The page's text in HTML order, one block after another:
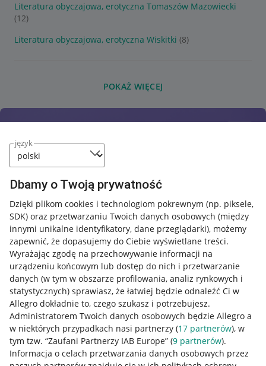
język
Dbamy o Twoją prywatność
Dzięki plikom cookies i technologiom pokrewnym (np. piksele,
SDK) oraz przetwarzaniu Twoich danych osobowych (między
innymi unikalne identyfikatory, dane przeglądarki), możemy
zapewnić, że dopasujemy do Ciebie wyświetlane treści.
Wyrażając zgodę na przechowywanie informacji na
urządzeniu końcowym lub dostęp do nich i przetwarzanie
danych (w tym w obszarze profilowania, analiz rynkowych i
statystycznych) sprawiasz, że łatwiej będzie odnaleźć Ci w
Allegro dokładnie to, czego szukasz i potrzebujesz.
Administratorem Twoich danych osobowych będzie Allegro a
w niektórych przypadkach nasi partnerzy (17 partnerów), w
tym tzw. “Zaufani Partnerzy IAB Europe” (9 partnerów).
Informacja o celach przetwarzania danych osobowych przez
Literatura obyczajowa, erotyczna Tomaszów Mazowiecki
(12)
Literatura obyczajowa, erotyczna Wiskitki (8)
POKAŻ WIĘCEJ
Przydatne informacje